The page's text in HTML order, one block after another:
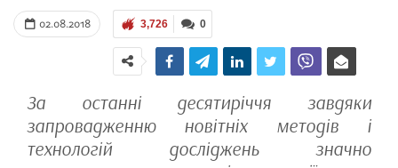
02.08.2018 0
3,726
За останні десятиріччя завдяки
запровадженню новітніх методів і
технологій досліджень значно